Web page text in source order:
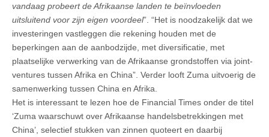
vandaag probeert de Afrikaanse landen te beïnvloeden
uitsluitend voor zijn eigen voordeel”. “Het is noodzakelijk dat we
investeringen vastleggen die rekening houden met de
beperkingen aan de aanbodzijde, met diversificatie, met
plaatselijke verwerking van de Afrikaanse grondstoffen via joint-
ventures tussen Afrika en China”. Verder looft Zuma uitvoerig de
samenwerking tussen China en Afrika.
Het is interessant te lezen hoe de Financial Times onder de titel
‘Zuma waarschuwt over Afrikaanse handelsbetrekkingen met
China’, selectief stukken van zinnen quoteert en daarbij